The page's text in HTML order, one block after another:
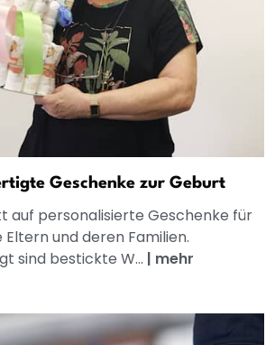
Geschenke zur Geburt
auf personalisierte Geschenke für
und deren Familien.
sind bestickte W... | mehr